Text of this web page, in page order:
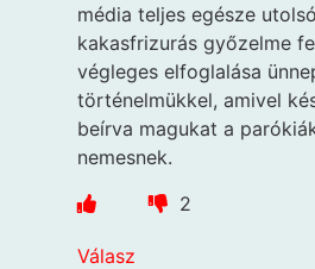
média teljes egésze
kakasfrizurás győzelme
végleges elfoglalása
történelmükkel, amivel
beírva magukat a
nemesnek.
2
Válasz